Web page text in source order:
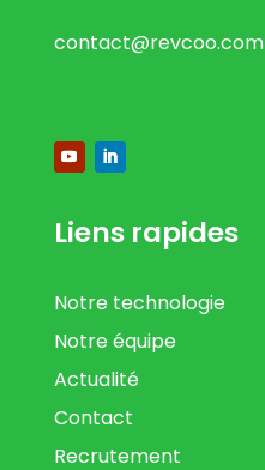
contact@revcoo.com
Liens rapides
Notre technologie
Notre équipe
Actualité
Contact
Recrutement